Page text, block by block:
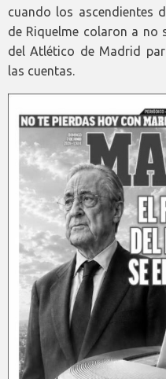
cuando los ascendientes
de Riquelme colaron a no
del Atlético de Madrid
las cuentas.